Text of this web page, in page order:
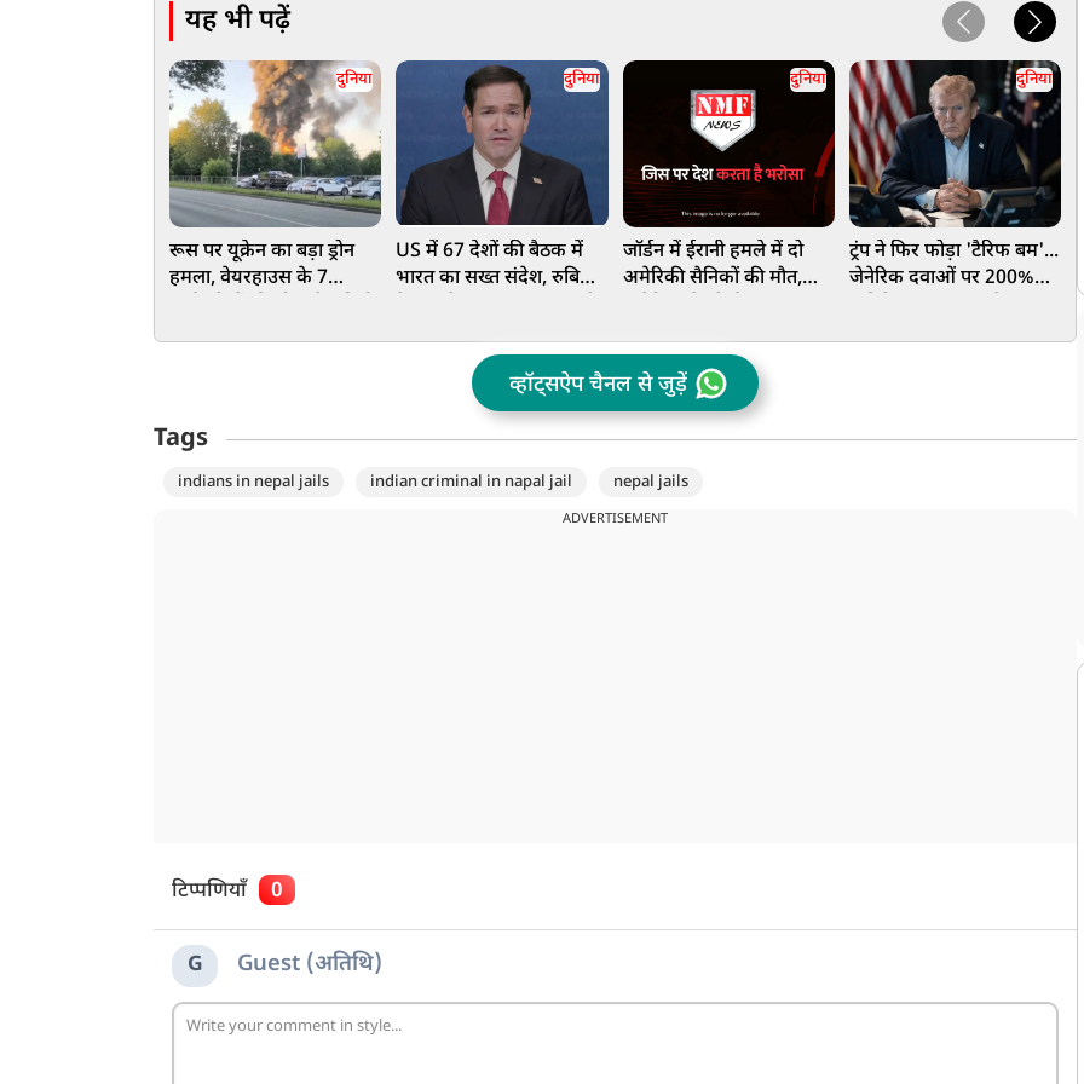
यह भी पढ़ें
दुनिया
रूस पर यूक्रेन का बड़ा ड्रोन
हमला, वेयरहाउस के 7
दुनिया
US में 67 देशों की बैठक में
भारत का सख्त संदेश, रुबियो
जाएगा पाकिस्तान
दुनिया
जॉर्डन में ईरानी हमले में दो
अमेरिकी सैनिकों की मौत,
दुनिया
ट्रंप ने फिर फोड़ा 'टैरिफ बम'...
जेनेरिक दवाओं पर 200%
व्हॉट्सऐप चैनल से जुड़ें
Tags
indians in nepal jails indian criminal in napal jail nepal jails
ADVERTISEMENT
टिप्पणियाँ 0
G Guest (अतिथि)